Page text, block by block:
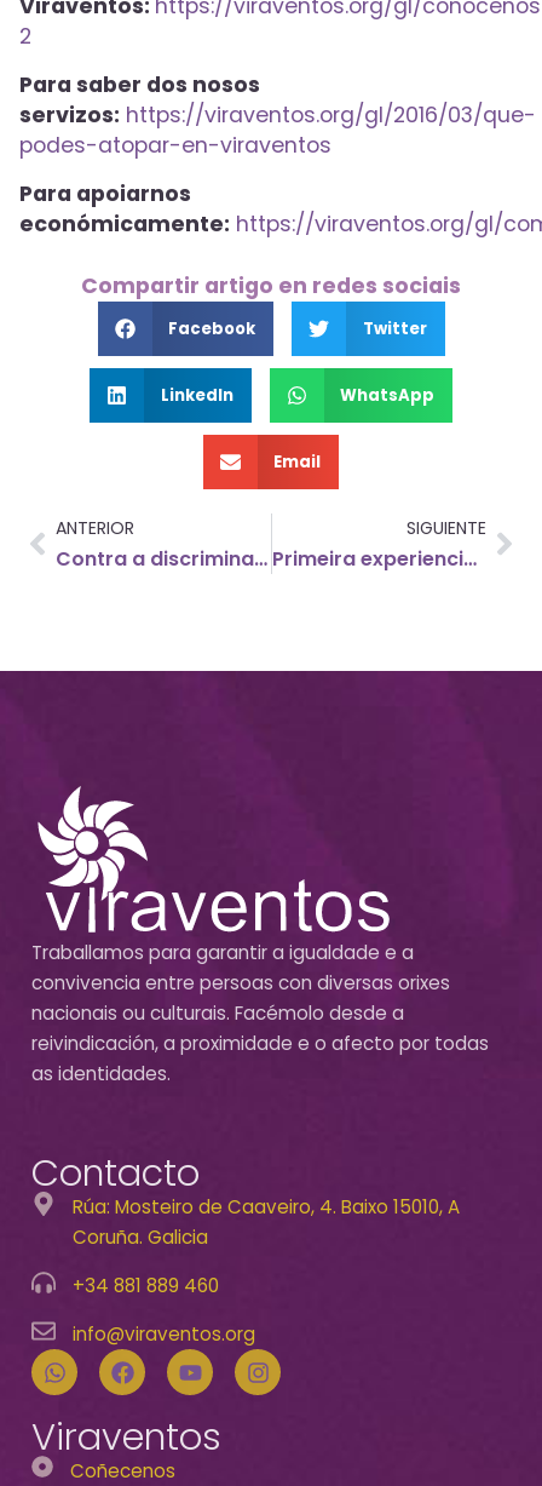
Viraventos: https://viraventos.org/gl/
2
Para saber dos nosos
servizos: https://viraventos.org/gl/2016/03/que-
podes-atopar-en-viraventos
Para apoiarnos
económicamente: https://viraventos.org/gl/
Compartir artigo en redes sociais
Facebook Twitter
LinkedIn WhatsApp
Email
ANTERIOR
Contra a discriminación racial
SIGUIENTE
Primeira experiencia en Aprendizaxe-Servizo
Traballamos para garantir a igualdade e a
convivencia entre persoas con diversas orixes
nacionais ou culturais. Facémolo desde a
reivindicación, a proximidade e o afecto por todas
as identidades.
Contacto
Rúa: Mosteiro de Caaveiro, 4. Baixo 15010, A
Coruña. Galicia
+34 881 889 460
info@viraventos.org
Viraventos
Coñecenos